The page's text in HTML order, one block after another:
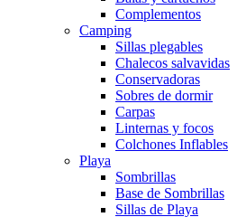
Complementos
Camping
Sillas plegables
Chalecos salvavidas
Conservadoras
Sobres de dormir
Carpas
Linternas y focos
Colchones Inflables
Playa
Sombrillas
Base de Sombrillas
Sillas de Playa